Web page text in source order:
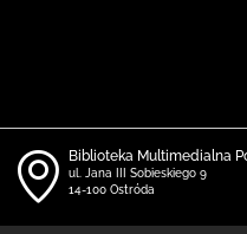
Biblioteka Multimedialna
ul. Jana III Sobieskiego 9
14-100 Ostróda